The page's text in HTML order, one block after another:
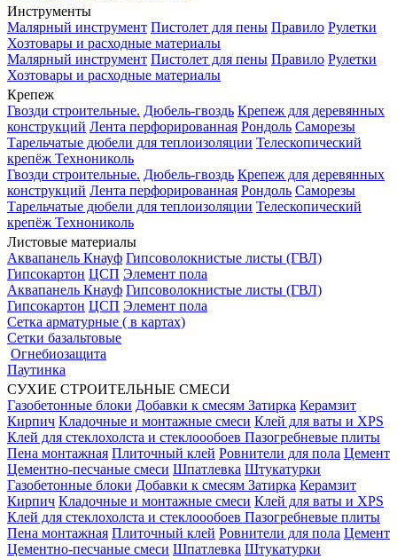
Инструменты
Малярный инструмент Пистолет для пены Правило Рулетки
Хозтовары и расходные материалы
Малярный инструмент Пистолет для пены Правило Рулетки
Хозтовары и расходные материалы
Крепеж
Гвозди строительные. Дюбель-гвоздь Крепеж для деревянных
конструкций Лента перфорированная Рондоль Саморезы
Тарельчатые дюбели для теплоизоляции Телескопический
крепёж Технониколь
Гвозди строительные. Дюбель-гвоздь Крепеж для деревянных
конструкций Лента перфорированная Рондоль Саморезы
Тарельчатые дюбели для теплоизоляции Телескопический
крепёж Технониколь
Листовые материалы
Аквапанель Кнауф Гипсоволокнистые листы (ГВЛ)
Гипсокартон ЦСП Элемент пола
Аквапанель Кнауф Гипсоволокнистые листы (ГВЛ)
Гипсокартон ЦСП Элемент пола
Сетка арматурные ( в картах)
Сетки базальтовые
Огнебиозащита
Паутинка
СУХИЕ СТРОИТЕЛЬНЫЕ СМЕСИ
Газобетонные блоки Добавки к смесям Затирка Керамзит
Кирпич Кладочные и монтажные смеси Клей для ваты и XPS
Клей для стеклохолста и стеклоообоев Пазогребневые плиты
Пена монтажная Плиточный клей Ровнители для пола Цемент
Цементно-песчаные смеси Шпатлевка Штукатурки
Газобетонные блоки Добавки к смесям Затирка Керамзит
Кирпич Кладочные и монтажные смеси Клей для ваты и XPS
Клей для стеклохолста и стеклоообоев Пазогребневые плиты
Пена монтажная Плиточный клей Ровнители для пола Цемент
Цементно-песчаные смеси Шпатлевка Штукатурки